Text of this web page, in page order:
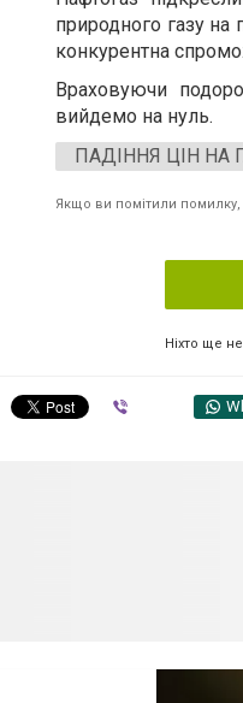
природного газу на
конкурентна
Враховуючи
вийдемо на нуль.
ПАДІННЯ ЦІН НА
Якщо ви помітили помилку,
Ніхто ще